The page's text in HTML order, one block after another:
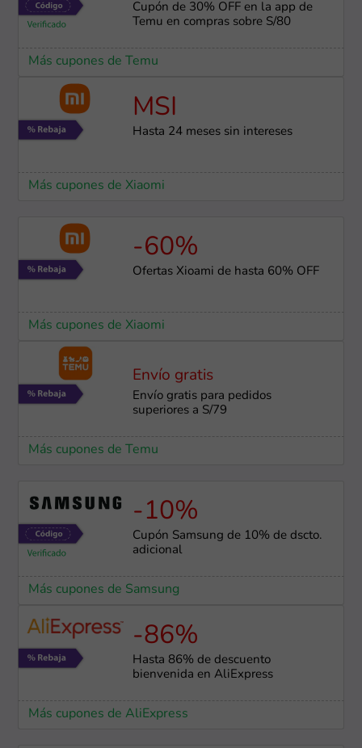
Cupón de 30% OFF en la app de
Temu en compras sobre S/80
Más cupones de Temu
MSI
Hasta 24 meses sin intereses
Más cupones de Xiaomi
-60%
Ofertas Xioami de hasta 60% OFF
Más cupones de Xiaomi
Envío gratis
Envío gratis para pedidos
superiores a S/79
Más cupones de Temu
-10%
Cupón Samsung de 10% de dscto.
adicional
Más cupones de Samsung
-86%
Hasta 86% de descuento
bienvenida en AliExpress
Más cupones de AliExpress